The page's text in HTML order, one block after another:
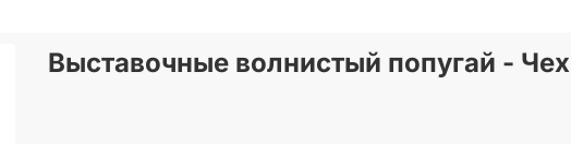
Выставочные волнистый попугай - Чех